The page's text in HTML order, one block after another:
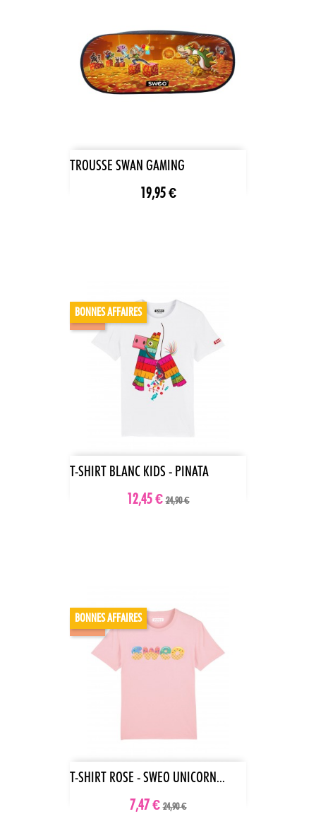
TROUSSE SWAN GAMING
19,95 €
T-SHIRT BLANC KIDS - PINATA
12,45 € 24,90 €
BONNES AFFAIRES
-50%
T-SHIRT ROSE - SWEO UNICORN...
7,47 € 24,90 €
BONNES AFFAIRES
-70%